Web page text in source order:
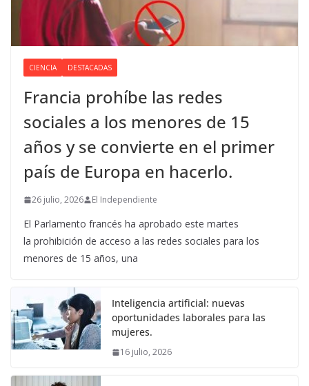
CIENCIA DESTACADAS
Francia prohíbe las redes
sociales a los menores de 15
años y se convierte en el primer
país de Europa en hacerlo.
26 julio, 2026 El Independiente
El Parlamento francés ha aprobado este martes
la prohibición de acceso a las redes sociales para los
menores de 15 años, una
Inteligencia artificial: nuevas
oportunidades laborales para las
mujeres.
16 julio, 2026